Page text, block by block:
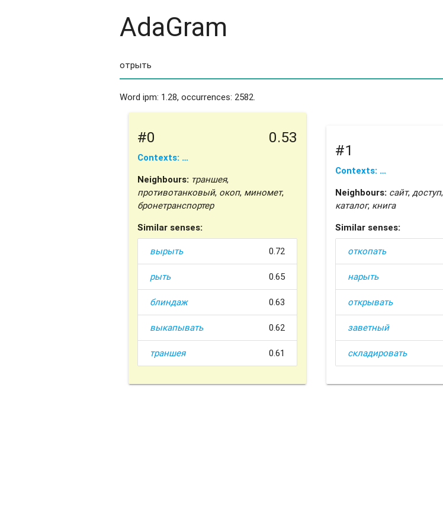
AdaGram
Word ipm: 1.28, occurrences: 2582.
#0 0.53
Contexts: …
Neighbours: траншея,
противотанковый, окоп, миномет,
бронетранспортер
Similar senses:
вырыть 0.72
рыть 0.65
блиндаж 0.63
выкапывать 0.62
траншея 0.61
#1
Contexts: …
Neighbours: сайт, доступ,
каталог, книга
Similar senses:
откопать
нарыть
открывать
заветный
складировать